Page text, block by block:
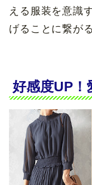
える服装を意識
げることに繋が
好感度UP！